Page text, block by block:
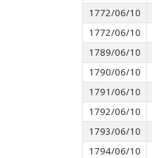
1772/06/10
1772/06/10
1789/06/10
1790/06/10
1791/06/10
1792/06/10
1793/06/10
1794/06/10